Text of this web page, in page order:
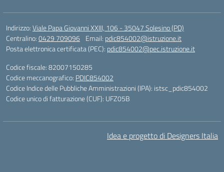
Indirizzo:Viale Papa Giovanni XXIII, 106 - 35047 Solesino (PD)
Centralino:0429 709096 Email: pdic854002@istruzione.it
Posta elettronica certificata (PEC): pdic854002@pec.istruzione.it
Codice fiscale: 82007150285
Codice meccanografico: PDIC854002
Codice Indice delle Pubbliche Amministrazioni (IPA): istsc_pdic854002
Codice unico di fatturazione (CUF): UFZ05B
Idea e progetto di Designers Italia